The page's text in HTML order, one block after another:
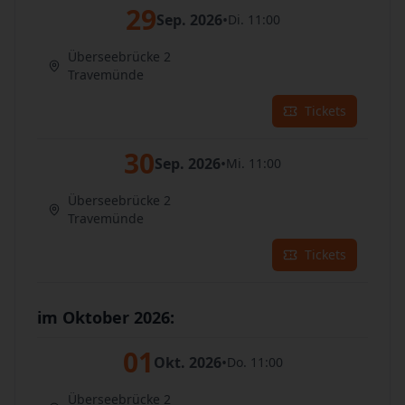
29Sep. 2026•Di. 11:00
Überseebrücke 2
Travemünde
Tickets
30Sep. 2026•Mi. 11:00
Überseebrücke 2
Travemünde
Tickets
im Oktober 2026:
01 Okt. 2026•Do. 11:00
Überseebrücke 2